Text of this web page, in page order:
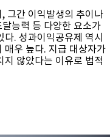
그간 이익발생의 추이나
능력 등 다양한 요소가
. 성과이익공유제 역시
매우 높다. 지급 대상자가
지 않았다는 이유로 법적